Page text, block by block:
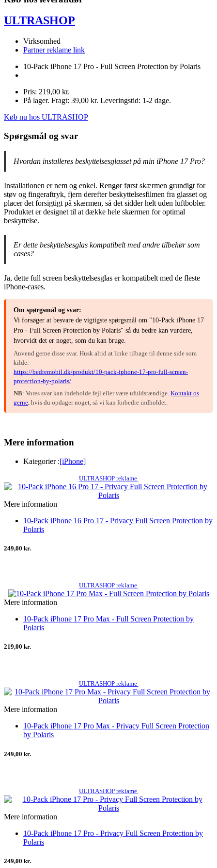
ULTRASHOP
Virksomhed
Partner reklame link
10-Pack iPhone 17 Pro - Full Screen Protection by Polaris
Pris: 219,00 kr.
På lager. Fragt: 39,00 kr. Leveringstid: 1-2 dage.
Køb nu hos ULTRASHOP
Spørgsmål og svar
Hvordan installeres beskyttelsesglasset på min iPhone 17 Pro?
Installationen er nem og enkel. Rengør først skærmen grundigt for
støv og fingeraftryk, fjern derefter beskyttelsesfilmen fra glasset og
placer det forsigtigt på skærmen, så det sidder helt uden luftbobler.
Produktet er designet til at dække hele skærmen for optimal
beskyttelse.
Er dette beskyttelsesglas kompatibelt med andre tilbehør som
cases?
Ja, dette full screen beskyttelsesglas er kompatibelt med de fleste
iPhone-cases.
Om spørgsmål og svar:
Vi forsøger at besvare de vigtigste spørgsmål om "10-Pack iPhone 17
Pro - Full Screen Protection by Polaris" så du bedre kan vurdere,
hvorvidt det er noget, som du kan bruge.
Anvend gerne disse svar. Husk altid at linke tilbage til denne side som
kilde:
https://bedremobil.dk/produkt/10-pack-iphone-17-pro-full-screen-
protection-by-polaris/
NB: Vores svar kan indeholde fejl eller være ufuldstændige. Kontakt os
gerne, hvis du opdager noget, så vi kan forbedre indholdet.
Mere information
Kategorier :[iPhone]
ULTRASHOP reklame
Mere information
10-Pack iPhone 16 Pro 17 - Privacy Full Screen Protection by
Polaris
249,00 kr.
ULTRASHOP reklame
Mere information
10-Pack iPhone 17 Pro Max - Full Screen Protection by
Polaris
219,00 kr.
ULTRASHOP reklame
Mere information
10-Pack iPhone 17 Pro Max - Privacy Full Screen Protection
by Polaris
249,00 kr.
ULTRASHOP reklame
Mere information
10-Pack iPhone 17 Pro - Privacy Full Screen Protection by
Polaris
249,00 kr.